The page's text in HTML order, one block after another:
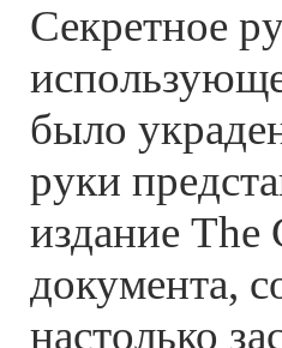
Секретное
было
руки
издание
документа,
настолько